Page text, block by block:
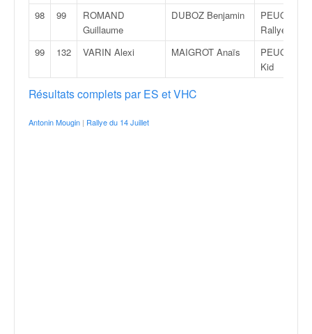
98
99
ROMAND
Guillaume
DUBOZ Benjamin
PEUGEOT
Rallye
99
132 VARIN Alexi MAIGROT Anaïs
PEUGEOT
Kid
Résultats complets par ES et VHC
Antonin Mougin | Rallye du 14 Juillet